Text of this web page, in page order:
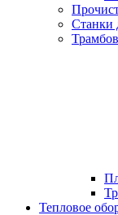
Станки
Тепловое